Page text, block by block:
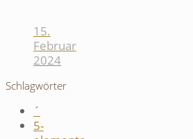
15.
Februar
2024
Schlagwörter
´
5-